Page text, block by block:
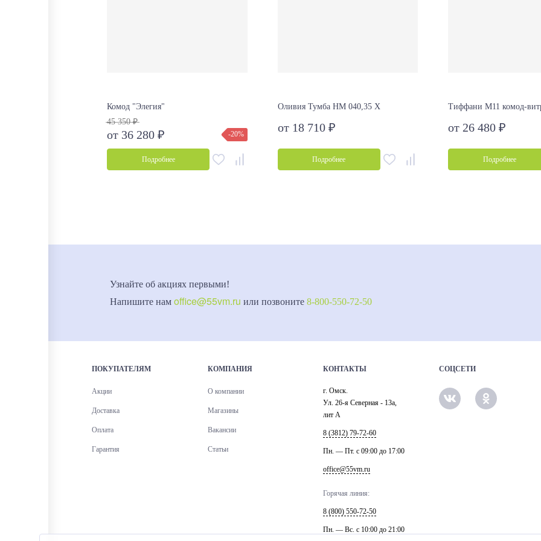
Комод "Элегия"
45 350 ₽
от 36 280 ₽ -20%
Подробнее
Оливия Тумба НМ 040,35 Х
от 18 710 ₽
Подробнее
Тиффани М11 комод-
от 26 480 ₽
Подробнее
Узнайте об акциях первыми!
Напишите нам office@55vm.ru или позвоните 8-800-550-72-50
ПОКУПАТЕЛЯМ
Акции
Доставка
Оплата
Гарантия
КОМПАНИЯ
О компании
Магазины
Вакансии
Статьи
КОНТАКТЫ
г. Омск.
Ул. 26-я Северная - 13а,
лит А
8 (3812) 79-72-60
Пн. — Пт. c 09:00 до 17:00
office@55vm.ru
Горячая линия:
8 (800) 550-72-50
Пн. — Вс. с 10:00 до 21:00
СОЦСЕТИ